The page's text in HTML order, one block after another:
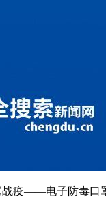
疫——电子防毒口